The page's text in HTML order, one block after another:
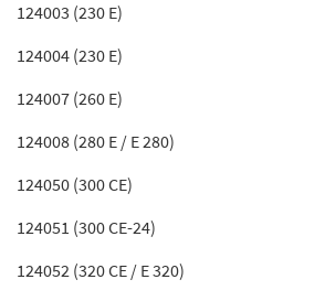
124003 (230 E)
124004 (230 E)
124007 (260 E)
124008 (280 E / E 280)
124050 (300 CE)
124051 (300 CE-24)
124052 (320 CE / E 320)